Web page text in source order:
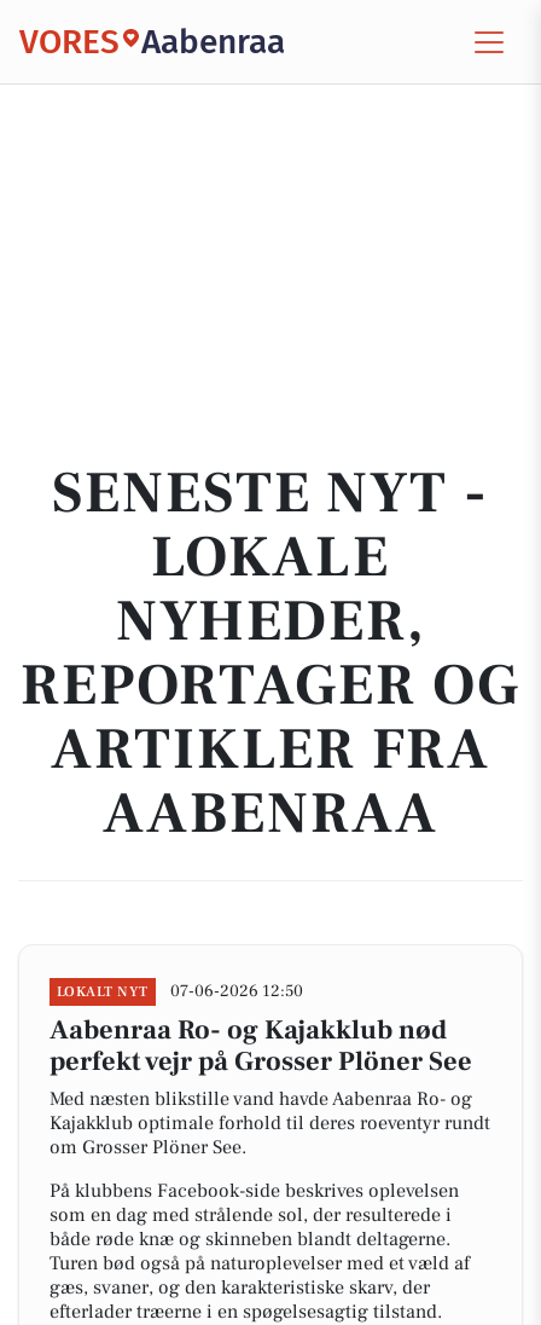
VORES Aabenraa
SENESTE NYT -
LOKALE
NYHEDER,
REPORTAGER OG
ARTIKLER FRA
AABENRAA
LOKALT NYT 07-06-2026 12:50
Aabenraa Ro- og Kajakklub nød
perfekt vejr på Grosser Plöner See
Med næsten blikstille vand havde Aabenraa Ro- og
Kajakklub optimale forhold til deres roeventyr rundt
om Grosser Plöner See.
På klubbens Facebook-side beskrives oplevelsen
som en dag med strålende sol, der resulterede i
både røde knæ og skinneben blandt deltagerne.
Turen bød også på naturoplevelser med et væld af
gæs, svaner, og den karakteristiske skarv, der
efterlader træerne i en spøgelsesagtig tilstand.